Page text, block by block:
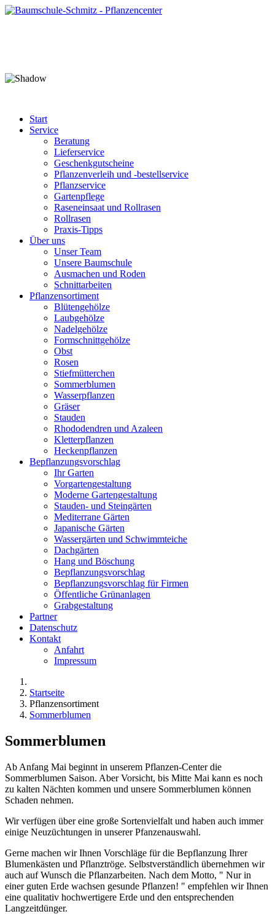
Start
Service
Beratung
Lieferservice
Geschenkgutscheine
Pflanzenverleih und -bestellservice
Pflanzservice
Gartenpflege
Raseneinsaat und Rollrasen
Rollrasen
Praxis-Tipps
Über uns
Unser Team
Unsere Baumschule
Ausmachen und Roden
Schnittarbeiten
Pflanzensortiment
Blütengehölze
Laubgehölze
Nadelgehölze
Formschnittgehölze
Obst
Rosen
Stiefmütterchen
Sommerblumen
Wasserpflanzen
Gräser
Stauden
Rhododendren und Azaleen
Kletterpflanzen
Heckenpflanzen
Bepflanzungsvorschlag
Ihr Garten
Vorgartengestaltung
Moderne Gartengestaltung
Stauden- und Steingärten
Mediterrane Gärten
Japanische Gärten
Wassergärten und Schwimmteiche
Dachgärten
Hang und Böschung
Bepflanzungsvorschlag
Bepflanzungsvorschlag für Firmen
Öffentliche Grünanlagen
Grabgestaltung
Partner
Datenschutz
Kontakt
Anfahrt
Impressum
Startseite
Pflanzensortiment
Sommerblumen
Sommerblumen
Ab Anfang Mai beginnt in unserem Pflanzen-Center die
Sommerblumen Saison. Aber Vorsicht, bis Mitte Mai kann es noch
zu kalten Nächten kommen und unsere Sommerblumen können
Schaden nehmen.
Wir verfügen über eine große Sortenvielfalt und haben auch immer
einige Neuzüchtungen in unserer Pfanzenauswahl.
Gerne machen wir Ihnen Vorschläge für die Bepflanzung Ihrer
Blumenkästen und Pflanztröge. Selbstverständlich übernehmen wir
auch auf Wunsch die Pflanzarbeiten. Nach dem Motto, " Nur in
einer guten Erde wachsen gesunde Pflanzen! " empfehlen wir Ihnen
eine qualitativ hochwertigere Erde und den entsprechenden
Langzeitdünger.